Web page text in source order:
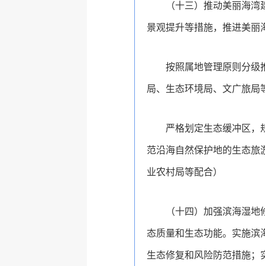
（十三）推动美丽海
景观提升等措施，推进美丽
按照属地管理原则分级
局、生态环境局、文广旅局
严格划定生态缓冲区，
范沿海自然保护地的生态旅
业农村局等配合）
（十四）加强滨海湿
态质量和生态功能。实施滨
生态修复和风险防范措施；